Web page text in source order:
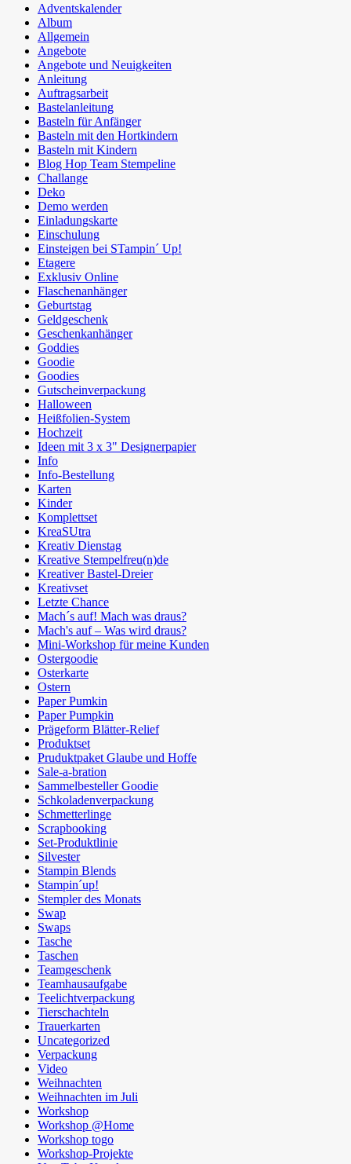
Adventskalender
Album
Allgemein
Angebote
Angebote und Neuigkeiten
Anleitung
Auftragsarbeit
Bastelanleitung
Basteln für Anfänger
Basteln mit den Hortkindern
Basteln mit Kindern
Blog Hop Team Stempeline
Challange
Deko
Demo werden
Einladungskarte
Einschulung
Einsteigen bei STampin´ Up!
Etagere
Exklusiv Online
Flaschenanhänger
Geburtstag
Geldgeschenk
Geschenkanhänger
Goddies
Goodie
Goodies
Gutscheinverpackung
Halloween
Heißfolien-System
Hochzeit
Ideen mit 3 x 3" Designerpapier
Info
Info-Bestellung
Karten
Kinder
Komplettset
KreaSUtra
Kreativ Dienstag
Kreative Stempelfreu(n)de
Kreativer Bastel-Dreier
Kreativset
Letzte Chance
Mach´s auf! Mach was draus?
Mach's auf – Was wird draus?
Mini-Workshop für meine Kunden
Ostergoodie
Osterkarte
Ostern
Paper Pumkin
Paper Pumpkin
Prägeform Blätter-Relief
Produktset
Pruduktpaket Glaube und Hoffe
Sale-a-bration
Sammelbesteller Goodie
Schkoladenverpackung
Schmetterlinge
Scrapbooking
Set-Produktlinie
Silvester
Stampin Blends
Stampin´up!
Stempler des Monats
Swap
Swaps
Tasche
Taschen
Teamgeschenk
Teamhausaufgabe
Teelichtverpackung
Tierschachteln
Trauerkarten
Uncategorized
Verpackung
Video
Weihnachten
Weihnachten im Juli
Workshop
Workshop @Home
Workshop togo
Workshop-Projekte